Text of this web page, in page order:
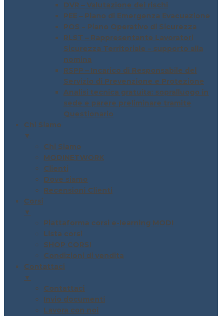
DVR – Valutazione dei rischi
PEE – Piano di Emergenza Evacuazione
POS – Piano Operativo di Sicurezza
RLST – Rappresentante Lavoratori
Sicurezza Territoriale – supporto alla
nomina
RSPP – Incarico di Responsabile del
Servizio di Prevenzione e Protezione
Analisi tecnica gratuita: sopralluogo in
sede e parere preliminare tramite
Questionario
Chi Siamo
▼
Chi Siamo
MODINETWORK
Clienti
Dove siamo
Recensioni Clienti
Corsi
▼
Piattaforma corsi e-learning MODI
Lista corsi
SHOP CORSI
Condizioni di vendita
Contattaci
▼
Contattaci
Invio documenti
Lavora con noi